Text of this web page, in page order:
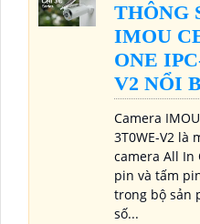
THÔNG
IMOU
ONE
V2 NỔI
Camera
3T0WE-V2 là
camera All In
pin và tấm
trong bộ sản
số...